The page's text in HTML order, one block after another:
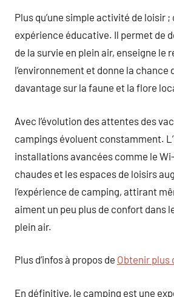
Plus qu’une simple activité de loisir ;
expérience éducative. Il permet de
de la survie en plein air, enseigne le
l’environnement et donne la chance
davantage sur la faune et la flore
Avec l’évolution des attentes des
campings évoluent constamment.
installations avancées comme le
chaudes et les espaces de loisirs
l’expérience de camping, attirant
aiment un peu plus de confort dans
plein air.
Plus d’infos à propos de Obtenir plus
En définitive, le camping est une